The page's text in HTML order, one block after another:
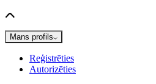
Mans profils
Reģistrēties
Autorizēties